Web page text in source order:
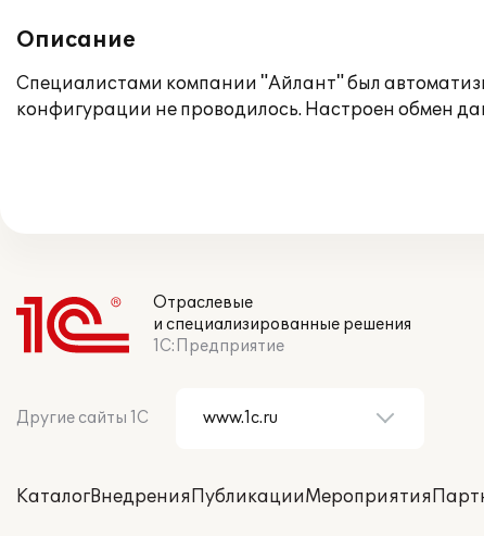
Описание
Специалистами компании "Айлант" был
конфигурации не проводилось. Настроен обмен
Отраслевые
и специализированные решения
1С:Предприятие
Другие сайты 1С
КаталогВнедренияПубликацииМероприятия